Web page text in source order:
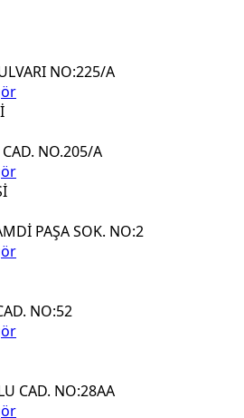
NO:225/A
NO.205/A
PAŞA SOK. NO:2
NO:52
CAD. NO:28AA